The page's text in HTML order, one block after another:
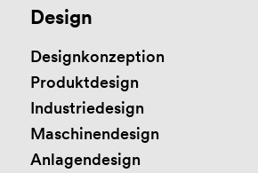
Design
Designkonzeption
Produktdesign
Industriedesign
Maschinendesign
Anlagendesign